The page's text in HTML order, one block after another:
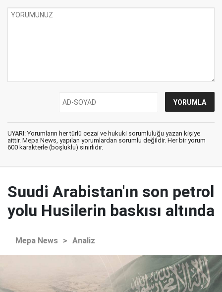
UYARI: Yorumların her türlü cezai ve hukuki sorumluluğu yazan kişiye
aittir. Mepa News, yapılan yorumlardan sorumlu değildir. Her bir yorum
600 karakterle (boşluklu) sınırlıdır.
Suudi Arabistan'ın son petrol
yolu Husilerin baskısı altında
Mepa News > Analiz